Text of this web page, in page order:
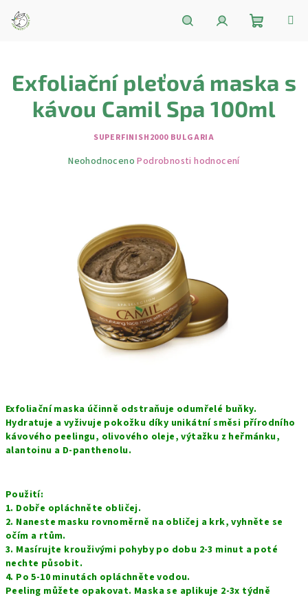
obsah
košík
Exfoliační maska účinně odstraňuje odumřelé buňky.
Hydratuje a vyživuje pokožku díky unikátní směsi přírodního
kávového peelingu, olivového oleje, výtažku z heřmánku,
alantoinu a D-panthenolu.
Použití:
1. Dobře opláchněte obličej.
2. Naneste masku rovnoměrně na obličej a krk, vyhněte se
očím a rtům.
3. Masírujte krouživými pohyby po dobu 2-3 minut a poté
nechte působit.
4. Po 5-10 minutách opláchněte vodou.
Peeling můžete opakovat. Maska se aplikuje 2-3x týdně
Exfoliační pleťová maska ​​s
kávou Camil Spa 100ml
SUPERFINISH2000 BULGARIA
Průměrné
hvězdiček.
Neohodnoceno Podrobnosti hodnocení